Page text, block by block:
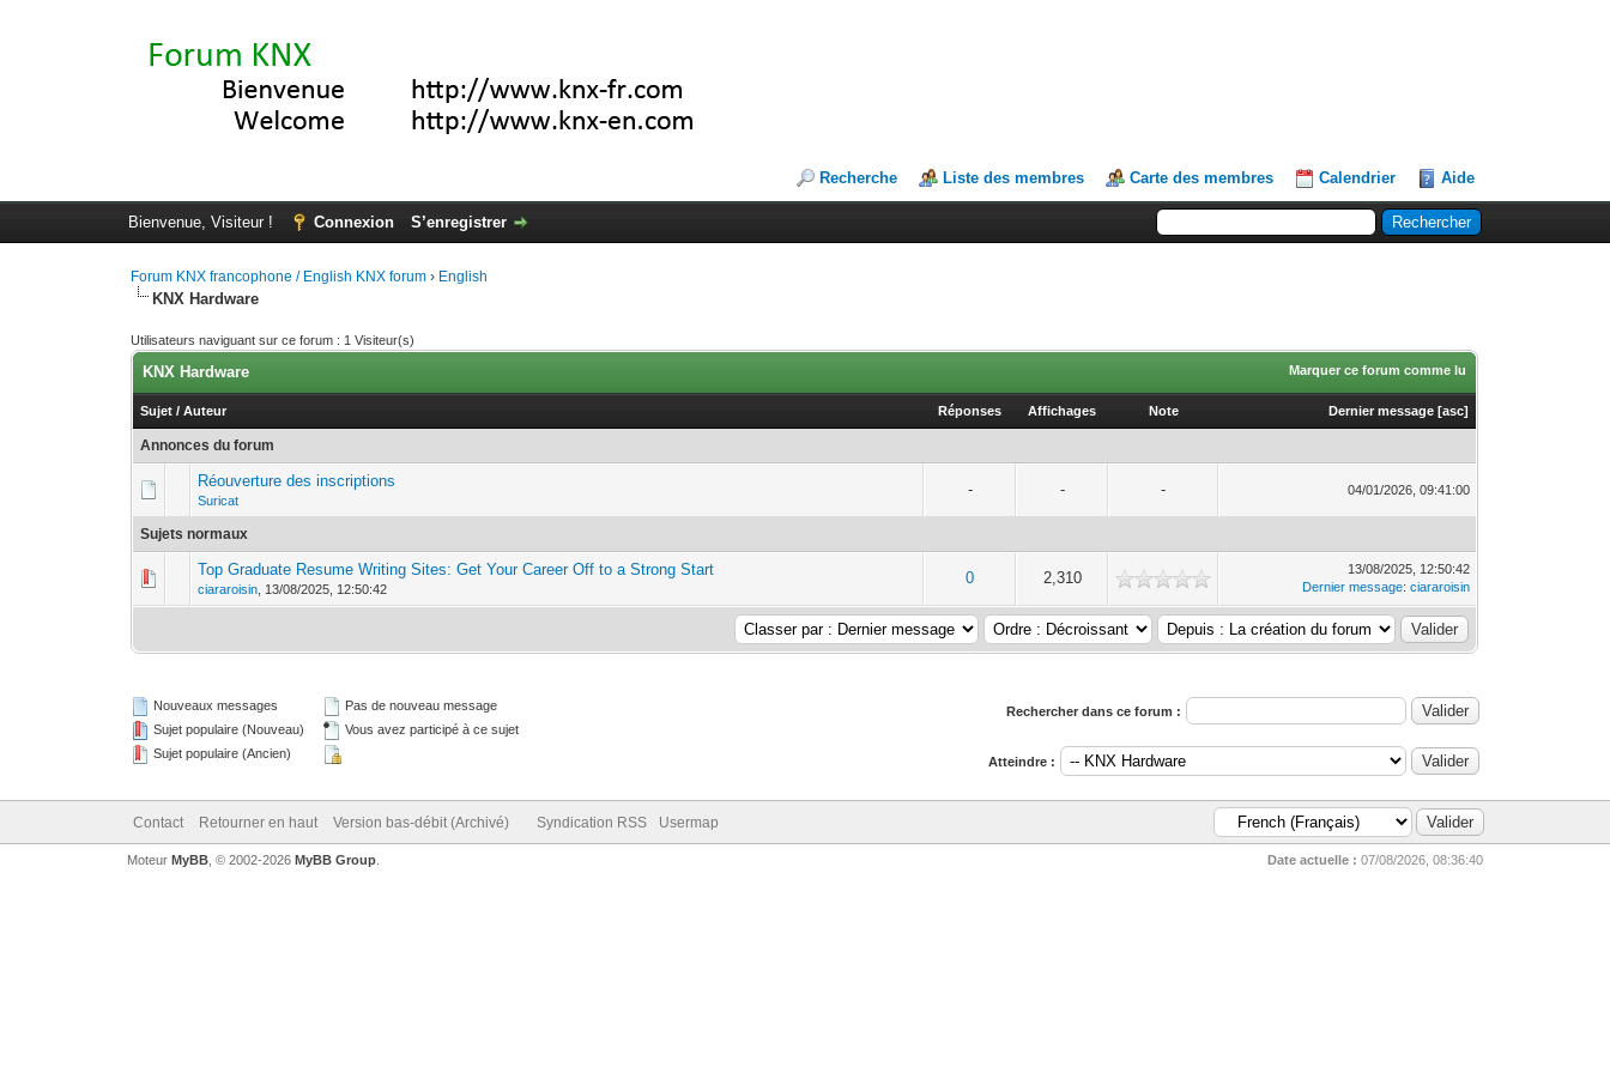
Recherche Liste des membres Carte des membres Calendrier Aide
Bienvenue, Visiteur ! Connexion S’enregistrer
Forum KNX francophone / English KNX forum › English
KNX Hardware
Utilisateurs naviguant sur ce forum : 1 Visiteur(s)
Marquer ce forum comme lu
KNX Hardware
Sujet /Auteur Réponses Affichages Note Dernier message [asc]
Annonces du forum
Réouverture des inscriptions
Suricat
- - - 04/01/2026, 09:41:00
Sujets normaux
Top Graduate Resume Writing Sites: Get Your Career Off to a Strong Start
ciararoisin 13/08/2025, 12:50:42
0 2,310
0 Votes - 0 sur 5 en moyenne
12345
13/08/2025, 12:50:42
Dernier message:ciararoisin
Nouveaux messages
Sujet populaire (Nouveau)
Sujet populaire (Ancien)
Pas de nouveau message
Vous avez participé à ce sujet
Rechercher dans ce forum :
Atteindre :
Contact Retourner en haut Version bas-débit (Archivé) Syndication RSS Usermap
Date actuelle : 07/08/2026, 08:36:40
Moteur MyBB, © 2002-2026 MyBB Group.